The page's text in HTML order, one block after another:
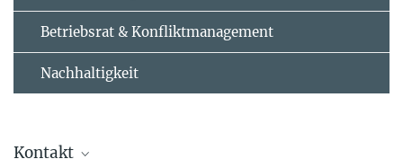
Betriebsrat & Konfliktmanagement
Nachhaltigkeit
Kontakt